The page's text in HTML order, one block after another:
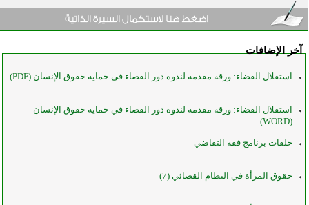
آخر الإضافات
استقلال القضاء: ورقة مقدمة لندوة دور القضاء في حماية حقوق الإنسان (PDF)
استقلال القضاء: ورقة مقدمة لندوة دور القضاء في حماية حقوق الإنسان
(WORD)
حلقات برنامج فقه التقاضي
حقوق المرأة في النظام القضائي (7)